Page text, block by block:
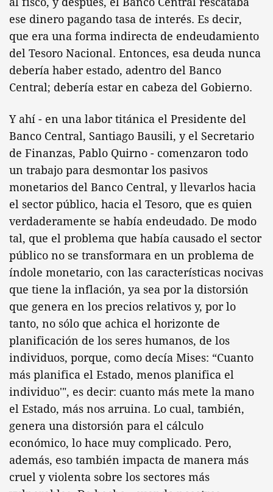
ese dinero pagando tasa de interés. Es decir,
que era una forma indirecta de endeudamiento
del Tesoro Nacional. Entonces, esa deuda nunca
debería haber estado, adentro del Banco
Central; debería estar en cabeza del Gobierno.
Y ahí - en una labor titánica el Presidente del
Banco Central, Santiago Bausili, y el Secretario
de Finanzas, Pablo Quirno - comenzaron todo
un trabajo para desmontar los pasivos
monetarios del Banco Central, y llevarlos hacia
el sector público, hacia el Tesoro, que es quien
verdaderamente se había endeudado. De modo
tal, que el problema que había causado el sector
público no se transformara en un problema de
índole monetario, con las características nocivas
que tiene la inflación, ya sea por la distorsión
que genera en los precios relativos y, por lo
tanto, no sólo que achica el horizonte de
planificación de los seres humanos, de los
individuos, porque, como decía Mises: “Cuanto
más planifica el Estado, menos planifica el
individuo'", es decir: cuanto más mete la mano
el Estado, más nos arruina. Lo cual, también,
genera una distorsión para el cálculo
económico, lo hace muy complicado. Pero,
además, eso también impacta de manera más
cruel y violenta sobre los sectores más